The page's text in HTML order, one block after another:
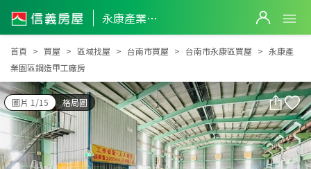
永康產業園區鋼造甲工廠房
永康產業園區鋼造甲工廠房
首頁 買屋 區域找屋 台南市買屋 台南市永康區買屋
永康產
業園區鋼造甲工廠房
圖片 1/15 格局圖